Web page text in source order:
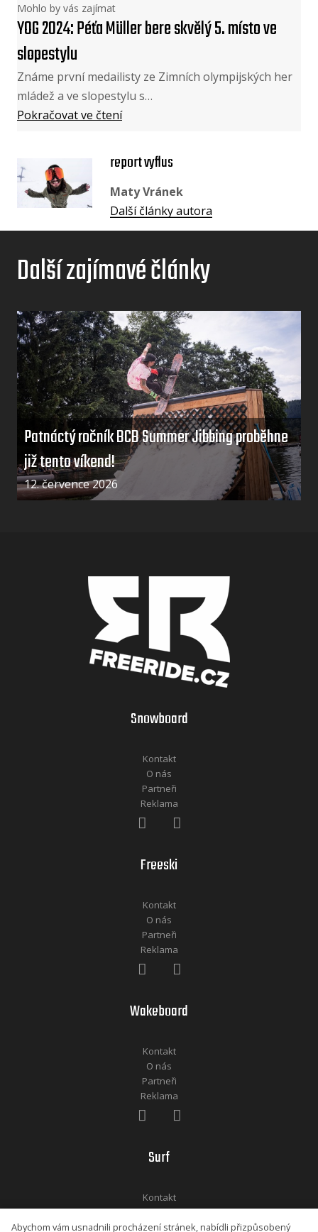
Mohlo by vás zajímat
YOG 2024: Péťa Müller bere skvělý 5. místo ve
slopestylu
Známe první medailisty ze Zimních olympijských her
mládež a ve slopestylu s…
Pokračovat ve čtení
report vyflus
Maty Vránek
Další články autora
Další zajímavé články
Patnáctý ročník BCB Summer Jibbing proběhne
již tento víkend!
12. července 2026
Snowboard
Kontakt
O nás
Partneři
Reklama
Freeski
Kontakt
O nás
Partneři
Reklama
Wakeboard
Kontakt
O nás
Partneři
Reklama
Surf
Kontakt
O nás
Partneři
Abychom vám usnadnili procházení stránek, nabídli přizpůsobený